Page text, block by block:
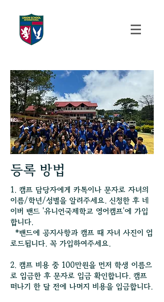
등록 방법
1. 캠프 담당자에게 카톡이나 문자로 자녀의
이름/학년/성별을 알려주세요. 신청한 후 네
이버 밴드 '유니언국제학교 영어캠프'에 가입
합니다.
*밴드에 공지사항과 캠프 때 자녀 사진이 업
로드됩니다. 꼭 가입하여주세요.
2. 캠프 비용 중 100만원을 먼저 학생 이름으
로 입금한 후 문자로 입금 확인합니다. 캠프
떠나기 한 달 전에 나머지 비용을 입금합니다.